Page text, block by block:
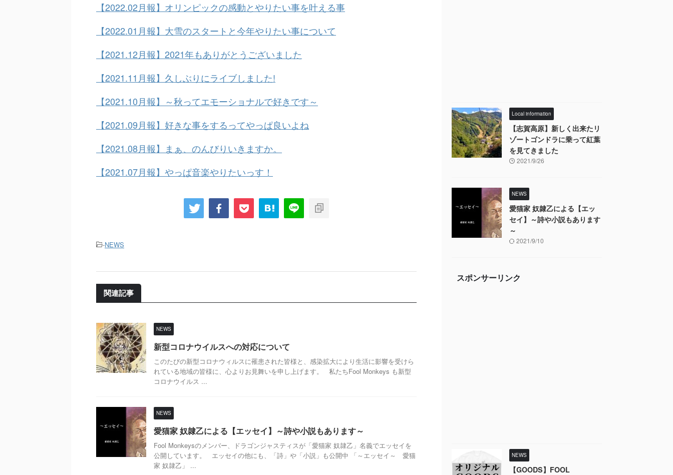
【2022.02月報】オリンピックの感動とやりたい事を叶える事
【2022.01月報】大雪のスタートと今年やりたい事について
【2021.12月報】2021年もありがとうございました
【2021.11月報】久しぶりにライブしました!
【2021.10月報】～秋ってエモーショナルで好きです～
【2021.09月報】好きな事をするってやっぱ良いよね
【2021.08月報】まぁ、のんびりいきますか。
【2021.07月報】やっぱ音楽やりたいっす！
-NEWS
関連記事
NEWS
新型コロナウイルスへの対応について
このたびの新型コロナウィルスに罹患された皆様と、感染拡大により生活に影響を受けら
れている地域の皆様に、心よりお見舞いを申し上げます。 私たちFool Monkeys も新型
コロナウイルス ...
NEWS
愛猫家 奴隷乙による【エッセイ】～詩や小説もあります～
Fool Monkeysのメンバー、ドラゴンジャスティスが「愛猫家 奴隷乙」名義でエッセイを
公開しています。 エッセイの他にも、「詩」や「小説」も公開中 「～エッセイ～ 愛猫
家 奴隷乙」 ...
Local information
【志賀高原】新しく出来たリ
ゾートゴンドラに乗って紅葉
を見てきました
2021/9/26
NEWS
愛猫家 奴隷乙による【エッ
セイ】～詩や小説もあります
～
2021/9/10
スポンサーリンク
NEWS
【GOODS】FOOL